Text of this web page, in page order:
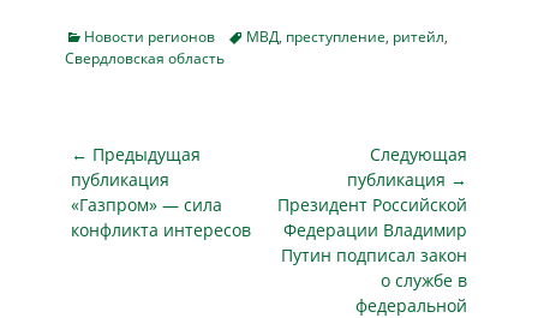
развлекательного
комплекса «Арена».
сообщил
представитель ГУ
ФЕДАРАЛПРЕСС. «В
главном
управлении МВД
по Свердловской
области
Categories
Новости регионов TagsМВД, преступление, ритейл,
Свердловская область
Навигация
по
записям
← Предыдущая
публикация
Предыдущая
публикация
«Газпром» — сила
конфликта интересов
Следующая
публикация →
Следующая
публикация
Президент Российской
Федерации Владимир
Путин подписал закон
о службе в
федеральной